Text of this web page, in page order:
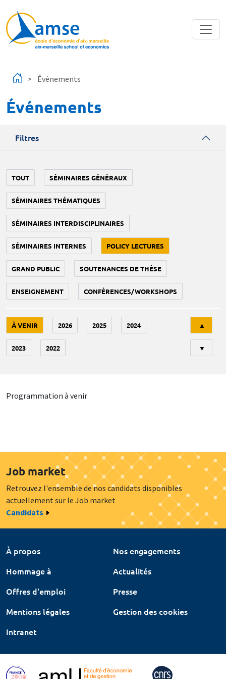
Événements
Événements
Filtres
TOUT SÉMINAIRES GÉNÉRAUX
SÉMINAIRES THÉMATIQUES
SÉMINAIRES INTERDISCIPLINAIRES
SÉMINAIRES INTERNES POLICY LECTURES
GRAND PUBLIC SOUTENANCES DE THÈSE
ENSEIGNEMENT CONFÉRENCES/WORKSHOPS
À VENIR 2026 2025 2024
2023 2022
▲
▼
Programmation à venir
Job market
Retrouvez l'ensemble de nos candidats disponibles
actuellement sur le Job market
Candidats
À propos
Nos engagements
Hommage à
Actualités
Offres d'emploi
Presse
Mentions légales
Gestion des cookies
Intranet